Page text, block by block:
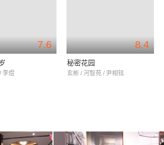
7.6
李煜
8.4
秘密花园
玄彬 / 河智苑 / 尹相铉